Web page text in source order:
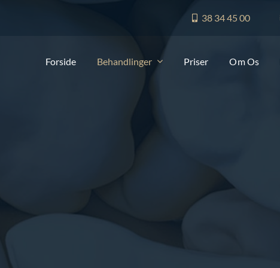
38 34 45 00
Forside Behandlinger Priser Om Os